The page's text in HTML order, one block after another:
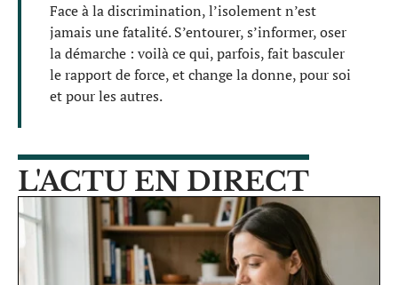
Face à la discrimination, l’isolement n’est
jamais une fatalité. S’entourer, s’informer, oser
la démarche : voilà ce qui, parfois, fait basculer
le rapport de force, et change la donne, pour soi
et pour les autres.
L'ACTU EN DIRECT